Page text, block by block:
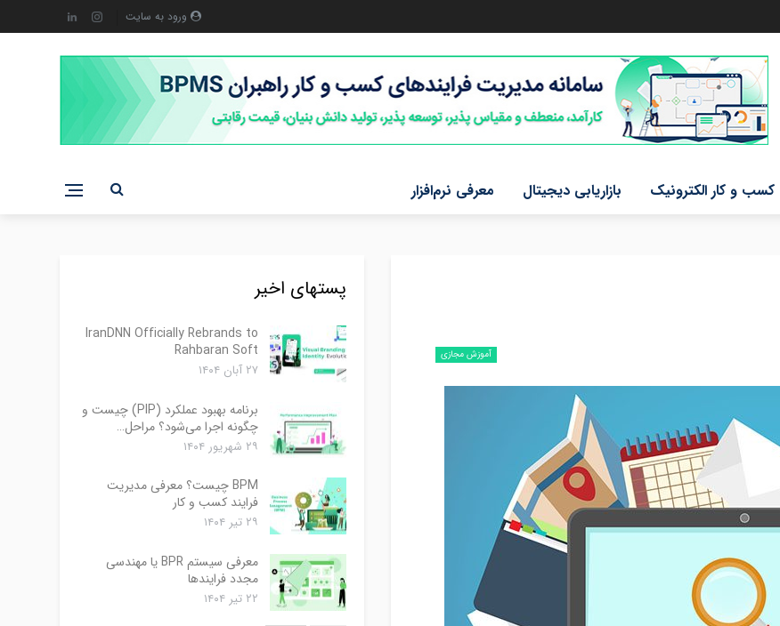
ورود به سایت
کسب و کار الکترونیک بازاریابی دیجیتال معرفی نرم‌افزار
آموزش مجازی
پستهای اخیر
IranDNN Officially Rebrands to
Rahbaran Soft
۲۷ آبان ۱۴۰۴
برنامه بهبود عملکرد (PIP) چیست و
چگونه اجرا می‌شود؟ مراحل…
۲۹ شهریور ۱۴۰۴
BPM چیست؟ معرفی مدیریت
فرایند کسب و کار
۲۹ تیر ۱۴۰۴
معرفی سیستم BPR یا مهندسی
مجدد فرایندها
۲۲ تیر ۱۴۰۴